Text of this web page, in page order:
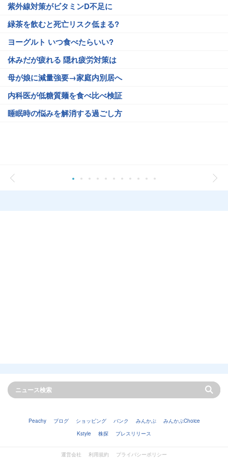
紫外線対策がビタミンD不足に
緑茶を飲むと死亡リスク低まる?
ヨーグルト いつ食べたらいい?
休みだが疲れる 隠れ疲労対策は
母が娘に減量強要→家庭内別居へ
内科医が低糖質麺を食べ比べ検証
睡眠時の悩みを解消する過ごし方
Peachy ブログ ショッピング バンク みんかぶ
みんかぶChoice
Kstyle
株探 プレスリリース
運営会社 利用規約
プライバシーポリシー